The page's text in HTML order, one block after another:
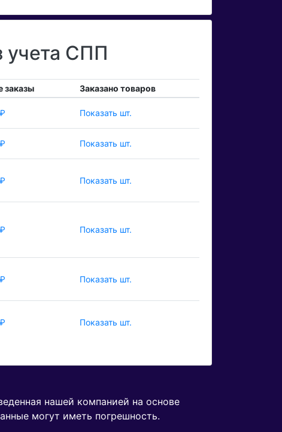
учета СПП
заказы
Заказано товаров
Показать шт.
Показать шт.
Показать шт.
Показать шт.
Показать шт.
Показать шт.
нашей компанией на основе
могут иметь погрешность.